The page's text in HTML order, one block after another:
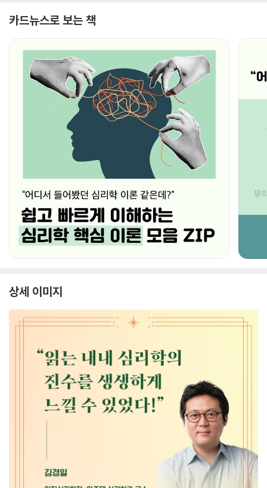
카드뉴스로 보는 책
상세 이미지